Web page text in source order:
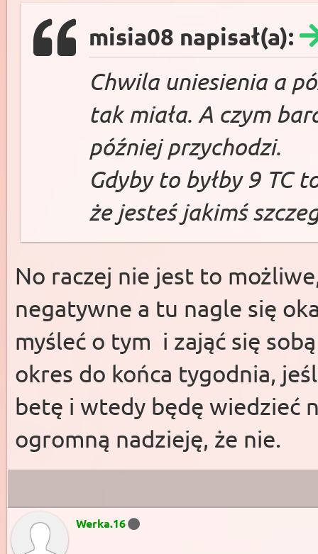
misia08 napisał(a):
Chwila uniesienia a
tak miała. A czym
później przychodzi.
Gdyby to byłby 9 TC
że jesteś jakimś
No raczej nie jest to
negatywne a tu nagle się
myśleć o tym i zająć się
okres do końca tygodnia,
betę i wtedy będę wiedzieć
ogromną nadzieję, że nie.
Werka.16